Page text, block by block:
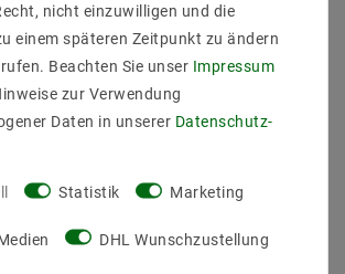
nicht einzuwilligen und die
einem späteren Zeitpunkt zu ändern
Beachten Sie unser Impressum
zur Verwendung
Daten in unserer Daten­schutz­
Statistik Marketing
DHL Wunschzustellung